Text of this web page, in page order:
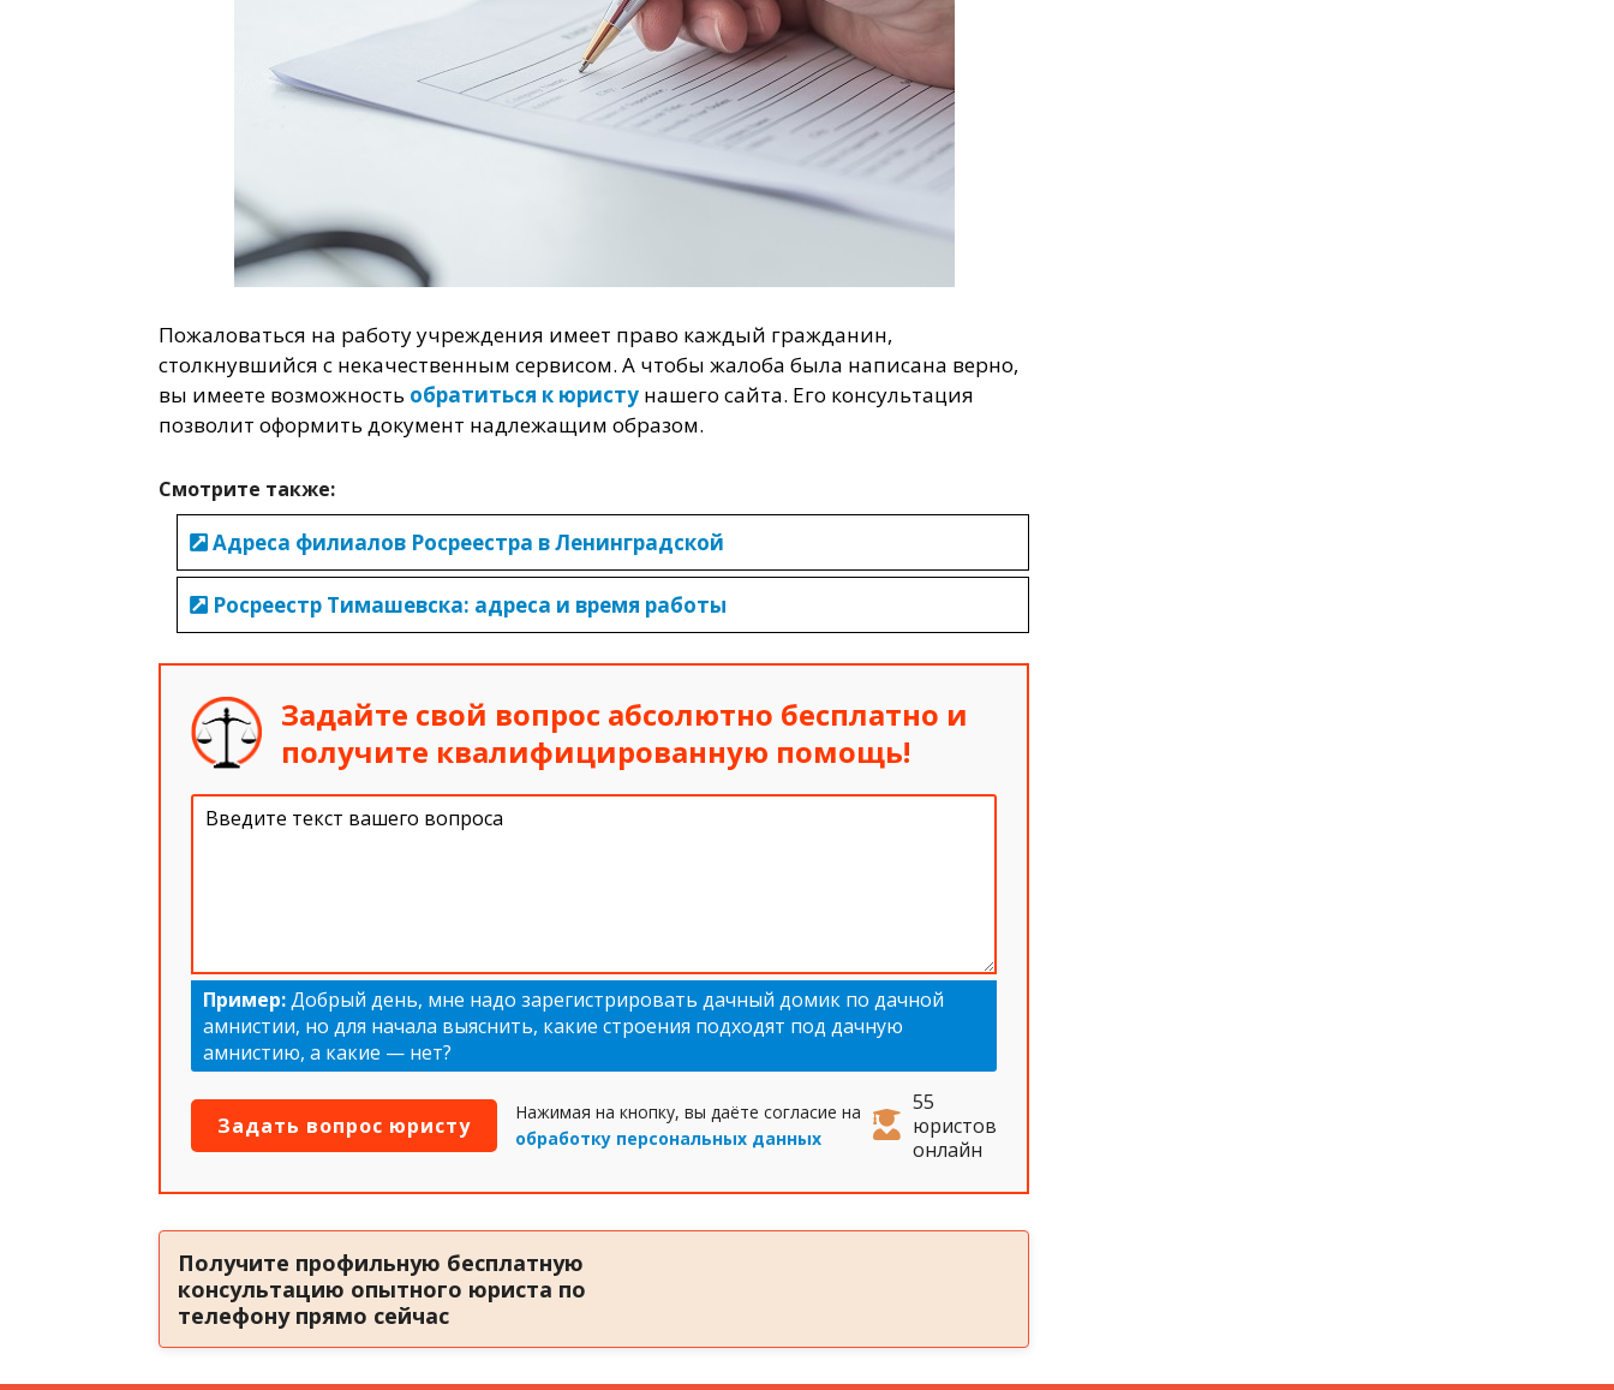
Пожаловаться на работу учреждения имеет право каждый гражданин,
столкнувшийся с некачественным сервисом. А чтобы жалоба была написана верно,
вы имеете возможность обратиться к юристу нашего сайта. Его консультация
позволит оформить документ надлежащим образом.
Смотрите также:
Адреса филиалов Росреестра в Ленинградской
Росреестр Тимашевска: адреса и время работы
Задайте свой вопрос абсолютно бесплатно и
получите квалифицированную помощь!
Пример:Добрый день, мне надо зарегистрировать дачный домик по дачной
амнистии, но для начала выяснить, какие строения подходят под дачную
амнистию, а какие — нет?
Нажимая на кнопку, вы даёте согласие на
обработку персональных данных
55
юристов
онлайн
Получите профильную бесплатную
консультацию опытного юриста по
телефону прямо сейчас